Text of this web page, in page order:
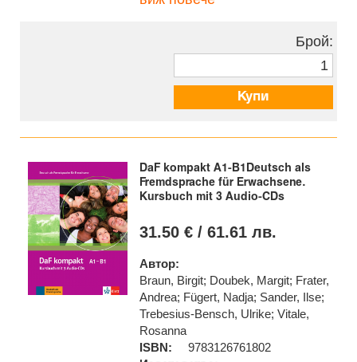
Брой:
Купи
DaF kompakt A1-B1Deutsch als
Fremdsprache für Erwachsene.
Kursbuch mit 3 Audio-CDs
31.50 € / 61.61 лв.
Автор:
Braun, Birgit; Doubek, Margit; Frater,
Andrea; Fügert, Nadja; Sander, Ilse;
Trebesius-Bensch, Ulrike; Vitale,
Rosanna
ISBN:
9783126761802